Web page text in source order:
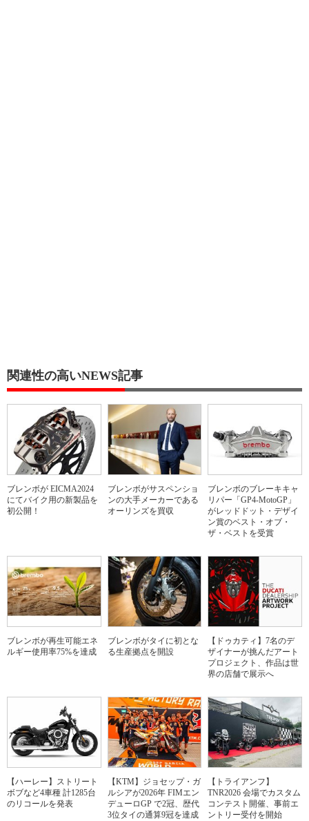
関連性の高いNEWS記事
ブレンボが EICMA2024
にてバイク用の新製品を
初公開！
ブレンボがサスペンショ
ンの大手メーカーである
オーリンズを買収
ブレンボのブレーキキャ
リパー「GP4-MotoGP」
がレッドドット・デザイ
ン賞のベスト・オブ・
ザ・ベストを受賞
ブレンボが再生可能エネ
ルギー使用率75%を達成
ブレンボがタイに初とな
る生産拠点を開設
【ドゥカティ】7名のデ
ザイナーが挑んだアート
プロジェクト、作品は世
界の店舗で展示へ
【ハーレー】ストリート
ボブなど4車種 計1285台
のリコールを発表
【KTM】ジョセップ・ガ
ルシアが2026年 FIMエン
デューロGP で2冠、歴代
3位タイの通算9冠を達成
【トライアンフ】
TNR2026 会場でカスタム
コンテスト開催、事前エ
ントリー受付を開始